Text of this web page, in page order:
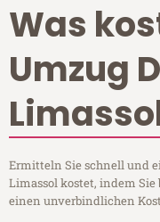
Was
Umzug
Ermitteln Sie schnell und
Limassol kostet, indem Sie
einen unverbindlichen